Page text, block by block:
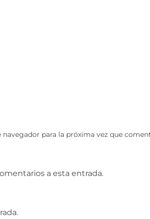
para la próxima vez que
a esta entrada.